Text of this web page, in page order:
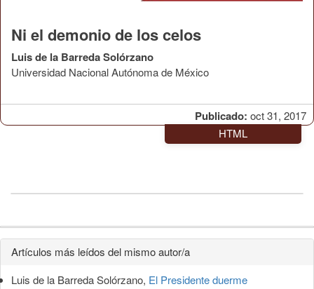
Publicado: oct 31, 2017
Ni el demonio de los celos
Luis de la Barreda Solórzano
Universidad Nacional Autónoma de México
HTML
Detalles
del
Artículos más leídos del mismo autor/a
Luis de la Barreda Solórzano, El Presidente duerme